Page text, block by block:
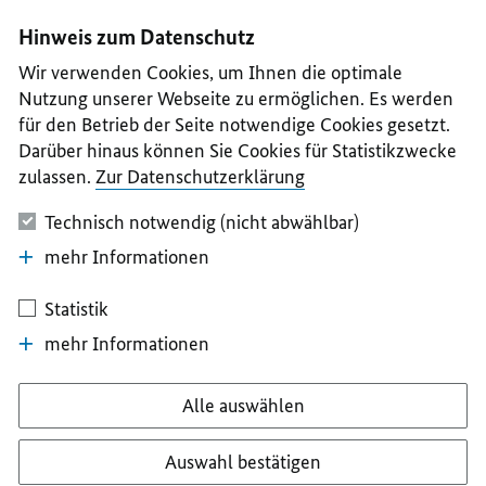
II
III
IV
V
Hinweis zum Datenschutz
Wir verwenden Cookies, um Ihnen die optimale
Nutzung unserer Webseite zu ermöglichen. Es werden
für den Betrieb der Seite notwendige Cookies gesetzt.
Darüber hinaus können Sie Cookies für Statistikzwecke
zulassen. Zur Datenschutzerklärung
Technisch notwendig (nicht abwählbar)
mehr Informationen
Statistik
mehr Informationen
Alle auswählen
Auswahl bestätigen